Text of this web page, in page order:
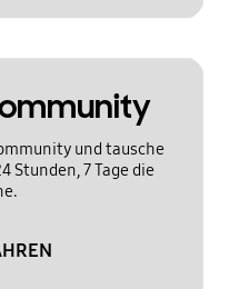
und tausche
Stunden, 7 Tage die